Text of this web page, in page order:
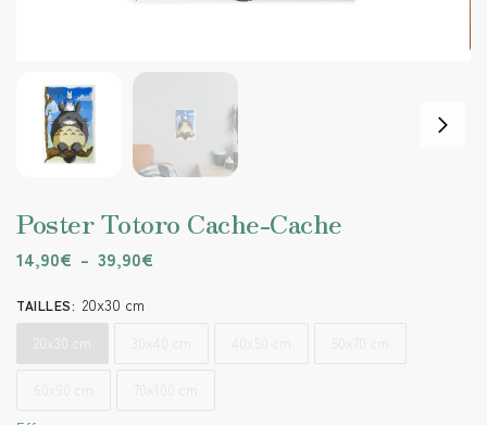
Poster Totoro Cache-Cache
14,90€ – 39,90€
TAILLES: 20x30 cm